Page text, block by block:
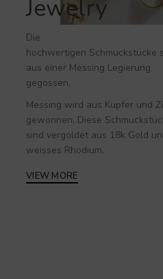
Jewelry
Die
hochwertigen Schmuckstücke
aus einer Messing Legierung
gegossen.
Messing wird aus Kupfer und
gewonnen. Diese
sind vergoldet aus 18k Gold
weisses Rhodium.
VIEW MORE